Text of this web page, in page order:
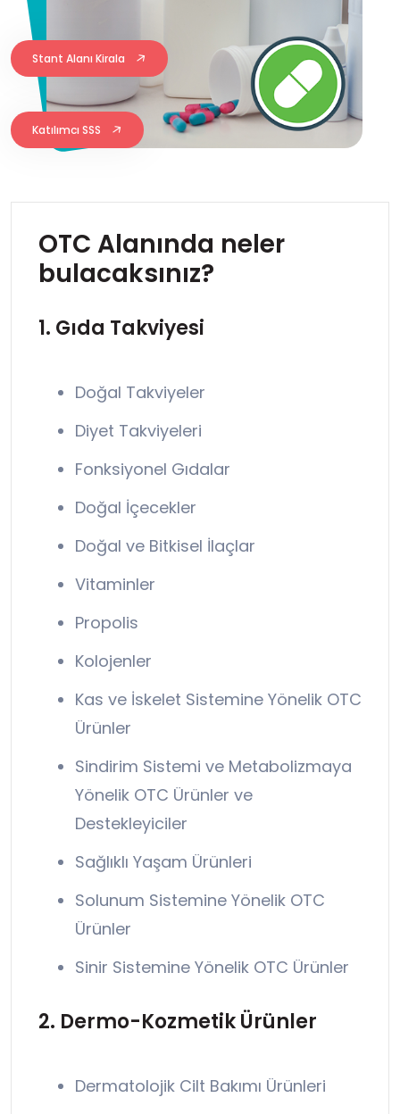
Stant Alanı Kirala
Katılımcı SSS
OTC Alanında neler
bulacaksınız?
1. Gıda Takviyesi
Doğal Takviyeler
Diyet Takviyeleri
Fonksiyonel Gıdalar
Doğal İçecekler
Doğal ve Bitkisel İlaçlar
Vitaminler
Propolis
Kolojenler
Kas ve İskelet Sistemine Yönelik OTC
Ürünler
Sindirim Sistemi ve Metabolizmaya
Yönelik OTC Ürünler ve
Destekleyiciler
Sağlıklı Yaşam Ürünleri
Solunum Sistemine Yönelik OTC
Ürünler
Sinir Sistemine Yönelik OTC Ürünler
2. Dermo-Kozmetik Ürünler
Dermatolojik Cilt Bakımı Ürünleri